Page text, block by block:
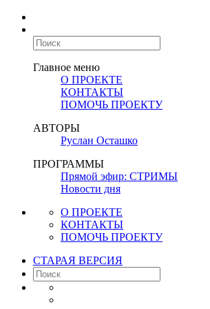
Главное меню
О ПРОЕКТЕ
КОНТАКТЫ
ПОМОЧЬ ПРОЕКТУ
АВТОРЫ
Руслан Осташко
ПРОГРАММЫ
Прямой эфир: СТРИМЫ
Новости дня
О ПРОЕКТЕ
КОНТАКТЫ
ПОМОЧЬ ПРОЕКТУ
СТАРАЯ ВЕРСИЯ